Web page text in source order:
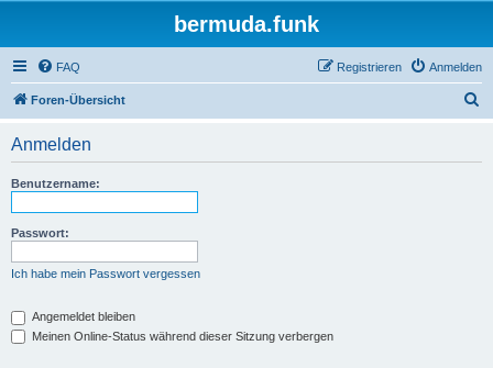
bermuda.funk
FAQ Anmelden
Registrieren
Foren-Übersicht
Anmelden
Benutzername:
Passwort:
Ich habe mein Passwort vergessen
Angemeldet bleiben
Meinen Online-Status während dieser Sitzung verbergen